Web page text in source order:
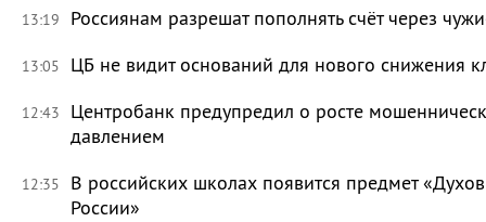
13:19 Россиянам разрешат пополнять счёт через
13:05 ЦБ не видит оснований для нового снижения
12:43
Центробанк предупредил о росте
давлением
12:35
В российских школах появится предмет
России»